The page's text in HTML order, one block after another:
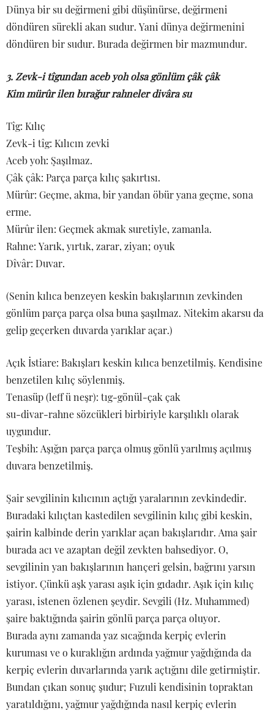
Dünya bir su değirmeni gibi düşünürse, değirmeni
döndüren sürekli akan sudur. Yani dünya değirmenini
döndüren bir sudur. Burada değirmen bir mazmundur.
3. Zevk-i tîgundan aceb yoh olsa gönlüm çâk çâk
Kim mürûr ilen bırağur rahneler divâra su
Tîg: Kılıç
Zevk-i tîg: Kılıcın zevki
Aceb yoh: Şaşılmaz.
Çâk çâk: Parça parça kılıç şakırtısı.
Mürûr: Geçme, akma, bir yandan öbür yana geçme, sona
erme.
Mürûr ilen: Geçmek akmak suretiyle, zamanla.
Rahne: Yarık, yırtık, zarar, ziyan; oyuk
Dîvâr: Duvar.
(Senin kılıca benzeyen keskin bakışlarının zevkinden
gönlüm parça parça olsa buna şaşılmaz. Nitekim akarsu da
gelip geçerken duvarda yarıklar açar.)
Açık İstiare: Bakışları keskin kılıca benzetilmiş. Kendisine
benzetilen kılıç söylenmiş.
Tenasüp (leff ü neşr): tıg-gönül-çak çak
su-divar-rahne sözcükleri birbiriyle karşılıklı olarak
uygundur.
Teşbih: Aşığın parça parça olmuş gönlü yarılmış açılmış
duvara benzetilmiş.
Şair sevgilinin kılıcının açtığı yaralarının zevkindedir.
Buradaki kılıçtan kastedilen sevgilinin kılıç gibi keskin,
şairin kalbinde derin yarıklar açan bakışlarıdır. Ama şair
burada acı ve azaptan değil zevkten bahsediyor. O,
sevgilinin yan bakışlarının hançeri gelsin, bağrını yarsın
istiyor. Çünkü aşk yarası aşık için gıdadır. Aşık için kılıç
yarası, istenen özlenen şeydir. Sevgili (Hz. Muhammed)
şaire baktığında şairin gönlü parça parça oluyor.
Burada aynı zamanda yaz sıcağında kerpiç evlerin
kuruması ve o kuraklığın ardında yağmur yağdığında da
kerpiç evlerin duvarlarında yarık açtığını dile getirmiştir.
Bundan çıkan sonuç şudur; Fuzuli kendisinin topraktan
yaratıldığını, yağmur yağdığında nasıl kerpiç evlerin